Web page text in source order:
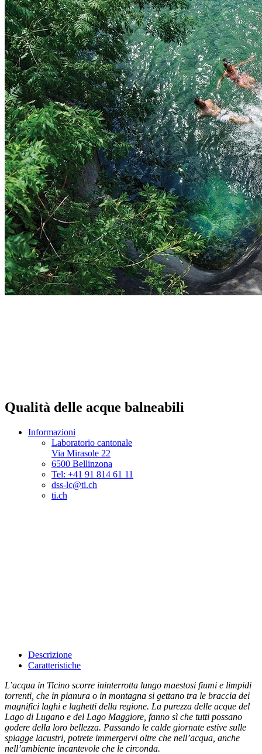
Qualità delle acque balneabili
Informazioni
Laboratorio cantonale
Via Mirasole 22
6500 Bellinzona
Tel: +41 91 814 61 11
dss-lc@ti.ch
ti.ch
Descrizione
Caratteristiche
L’acqua in Ticino scorre ininterrotta lungo maestosi fiumi e limpidi
torrenti, che in pianura o in montagna si gettano tra le braccia dei
magnifici laghi e laghetti della regione. La purezza delle acque del
Lago di Lugano e del Lago Maggiore, fanno sì che tutti possano
godere della loro bellezza. Passando le calde giornate estive sulle
spiagge lacustri, potrete immergervi oltre che nell’acqua, anche
nell’ambiente incantevole che le circonda.